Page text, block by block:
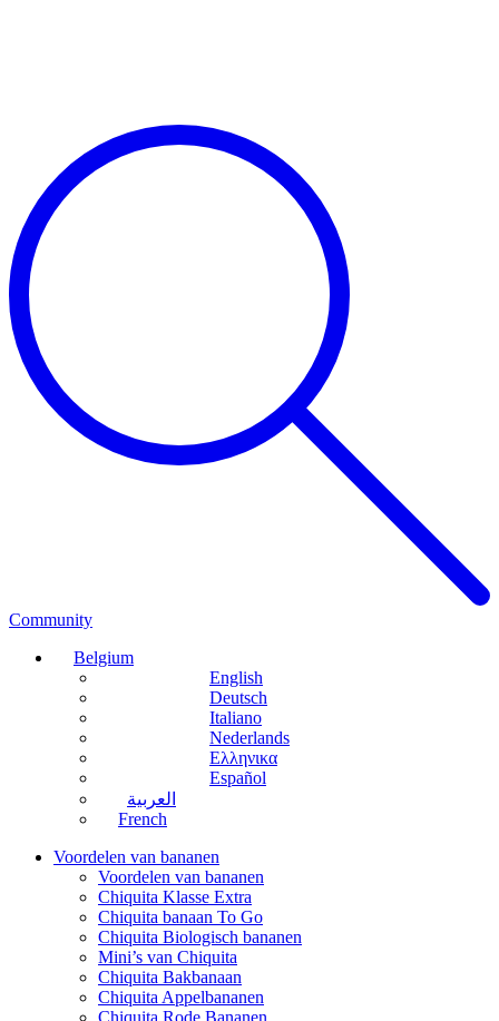
Community
Belgium
English
Deutsch
Italiano
Nederlands
Ελληνικα
Español
العربية
French
Voordelen van bananen
Voordelen van bananen
Chiquita Klasse Extra
Chiquita banaan To Go
Chiquita Biologisch bananen
Mini’s van Chiquita
Chiquita Bakbanaan
Chiquita Appelbananen
Chiquita Rode Bananen